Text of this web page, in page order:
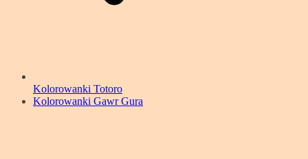
Kolorowanki Totoro
Kolorowanki Gawr Gura